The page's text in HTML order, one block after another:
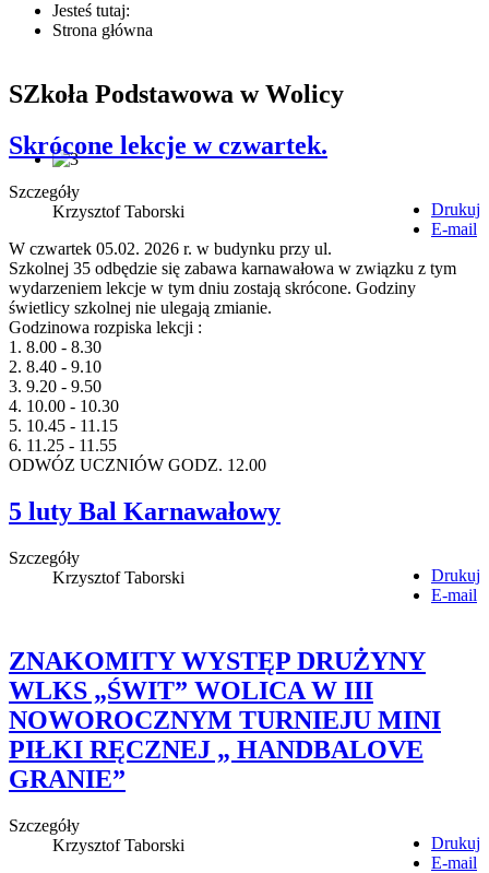
Jesteś tutaj:
Strona główna
SZkoła Podstawowa w Wolicy
Skrócone lekcje w czwartek.
Drukuj
E-mail
Szczegóły
Krzysztof Taborski
W czwartek 05.02. 2026 r. w budynku przy ul.
Szkolnej 35 odbędzie się zabawa karnawałowa w związku z tym
wydarzeniem lekcje w tym dniu zostają skrócone. Godziny
świetlicy szkolnej nie ulegają zmianie.
Godzinowa rozpiska lekcji :
1. 8.00 - 8.30
2. 8.40 - 9.10
3. 9.20 - 9.50
4. 10.00 - 10.30
5. 10.45 - 11.15
6. 11.25 - 11.55
ODWÓZ UCZNIÓW GODZ. 12.00
5 luty Bal Karnawałowy
Drukuj
E-mail
Szczegóły
Krzysztof Taborski
ZNAKOMITY WYSTĘP DRUŻYNY
WLKS „ŚWIT” WOLICA W III
NOWOROCZNYM TURNIEJU MINI
PIŁKI RĘCZNEJ „ HANDBALOVE
GRANIE”
Drukuj
E-mail
Szczegóły
Krzysztof Taborski